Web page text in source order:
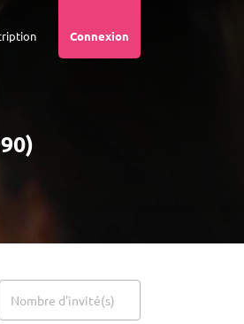
Connexion
Nombre d'invité(s)